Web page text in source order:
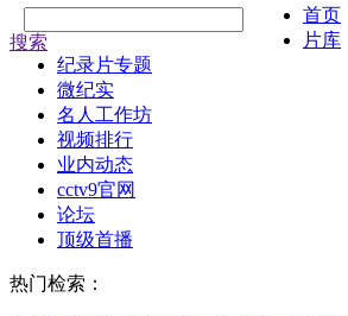
搜索
首页
片库
纪录片专题
微纪实
名人工作坊
视频排行
业内动态
cctv9官网
论坛
顶级首播
热门检索：